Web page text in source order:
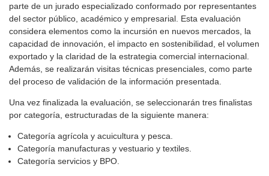
parte de un jurado especializado conformado por representantes
del sector público, académico y empresarial. Esta evaluación
considera elementos como la incursión en nuevos mercados, la
capacidad de innovación, el impacto en sostenibilidad, el volumen
exportado y la claridad de la estrategia comercial internacional.
Además, se realizarán visitas técnicas presenciales, como parte
del proceso de validación de la información presentada.
Una vez finalizada la evaluación, se seleccionarán tres finalistas
por categoría, estructuradas de la siguiente manera:
Categoría agrícola y acuicultura y pesca.
Categoría manufacturas y vestuario y textiles.
Categoría servicios y BPO.